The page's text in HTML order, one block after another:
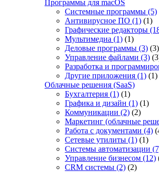
Программы для macOS
Системные программы (5)
Антивирусное ПО (1) (1)
Графические редакторы
Мультимедиа (1) (1)
Деловые программы (3) (3)
Управление файлами (3)
Разработка и
Другие приложения (1) (1)
Облачные решения (SaaS)
Бухгалтерия (1) (1)
Графика и дизайн (1) (1)
Коммуникации (2) (2)
Маркетинг (облачные
Работа с документами (4)
Сетевые утилиты (1) (1)
Системы автоматизации
Управление бизнесом (12)
CRM системы (2) (2)